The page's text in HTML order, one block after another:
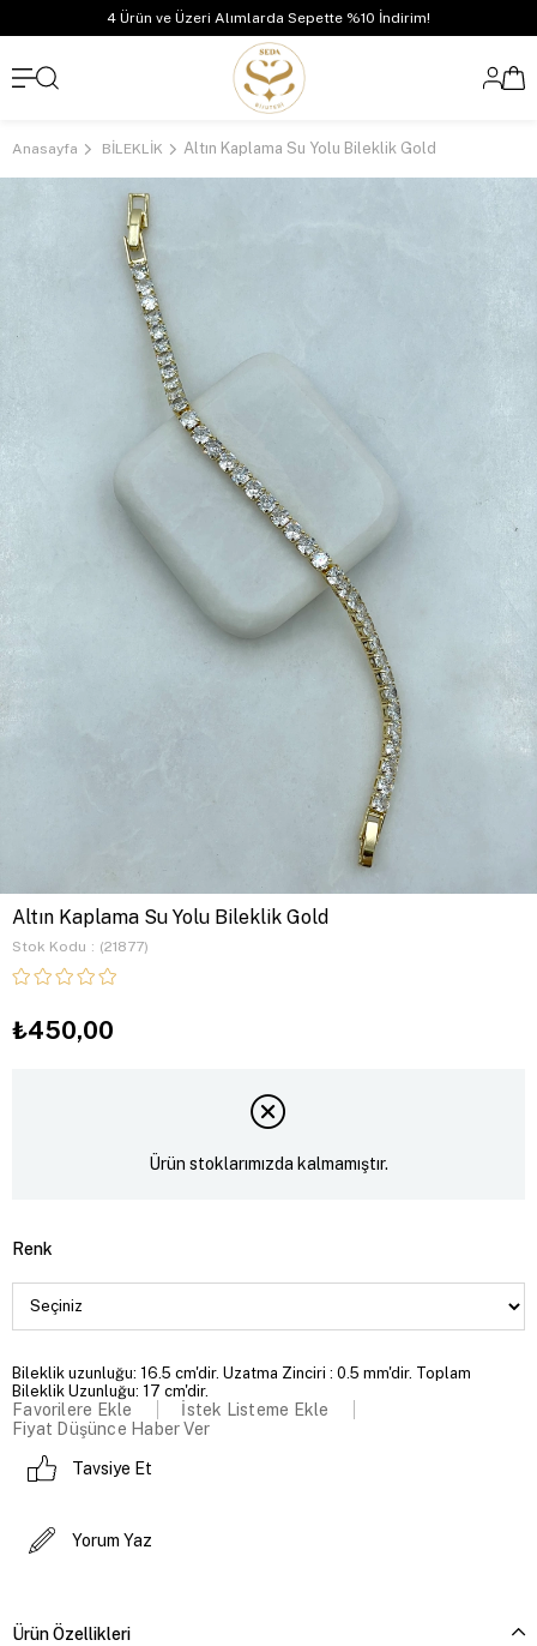
4 Ürün ve Üzeri Alımlarda Sepette %10 İndirim!
Anasayfa BİLEKLİK Altın Kaplama Su Yolu Bileklik Gold
Altın Kaplama Su Yolu Bileklik Gold
Stok Kodu (21877)
₺450,00
Ürün stoklarımızda kalmamıştır.
Renk
Bileklik uzunluğu: 16.5 cm'dir. Uzatma Zinciri : 0.5 mm'dir. Toplam
Bileklik Uzunluğu: 17 cm'dir.
Favorilere Ekle
İstek Listeme Ekle
Fiyat Düşünce Haber Ver
Tavsiye Et
Yorum Yaz
Ürün Özellikleri